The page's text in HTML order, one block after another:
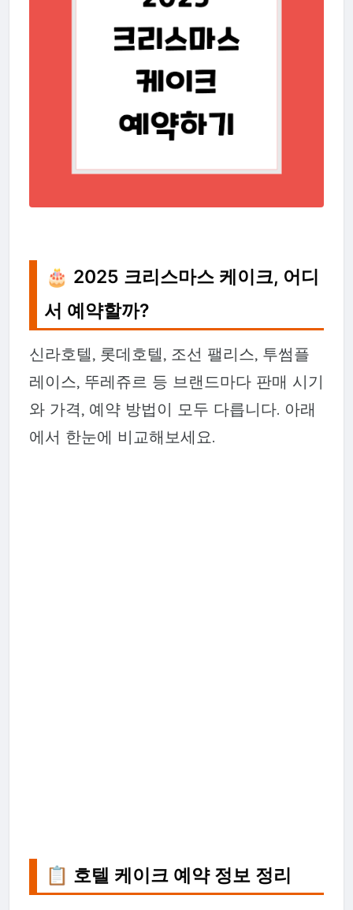
🎂 2025 크리스마스 케이크, 어디
서 예약할까?
신라호텔, 롯데호텔, 조선 팰리스, 투썸플
레이스, 뚜레쥬르 등 브랜드마다 판매 시기
와 가격, 예약 방법이 모두 다릅니다. 아래
에서 한눈에 비교해보세요.
📋 호텔 케이크 예약 정보 정리